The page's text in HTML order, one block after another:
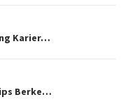
Karier…
Berke…